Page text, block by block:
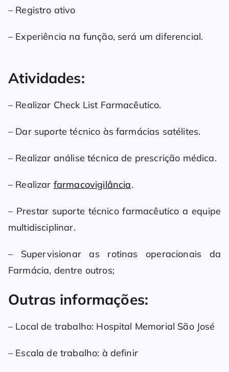
– Registro ativo
– Experiência na função, será um diferencial.
Atividades:
– Realizar Check List Farmacêutico.
– Dar suporte técnico às farmácias satélites.
– Realizar análise técnica de prescrição médica.
– Realizar farmacovigilância.
– Prestar suporte técnico farmacêutico a equipe
multidisciplinar.
– Supervisionar as rotinas operacionais da
Farmácia, dentre outros;
Outras informações:
– Local de trabalho: Hospital Memorial São José
– Escala de trabalho: à definir